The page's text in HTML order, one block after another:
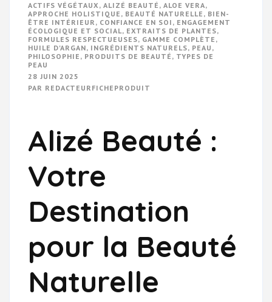
ACTIFS VÉGÉTAUX , ALIZÉ BEAUTÉ , ALOE VERA,
APPROCHE HOLISTIQUE , BEAUTÉ NATURELLE , BIEN-
ÊTRE INTÉRIEUR , CONFIANCE EN SOI , ENGAGEMENT
ÉCOLOGIQUE ET SOCIAL, EXTRAITS DE PLANTES,
FORMULES RESPECTUEUSES, GAMME COMPLÈTE ,
HUILE D'ARGAN, INGRÉDIENTS NATURELS, PEAU ,
PHILOSOPHIE , PRODUITS DE BEAUTÉ , TYPES DE
PEAU
28 JUIN 2025
PAR REDACTEURFICHEPRODUIT
Alizé Beauté :
Votre
Destination
pour la Beauté
Naturelle